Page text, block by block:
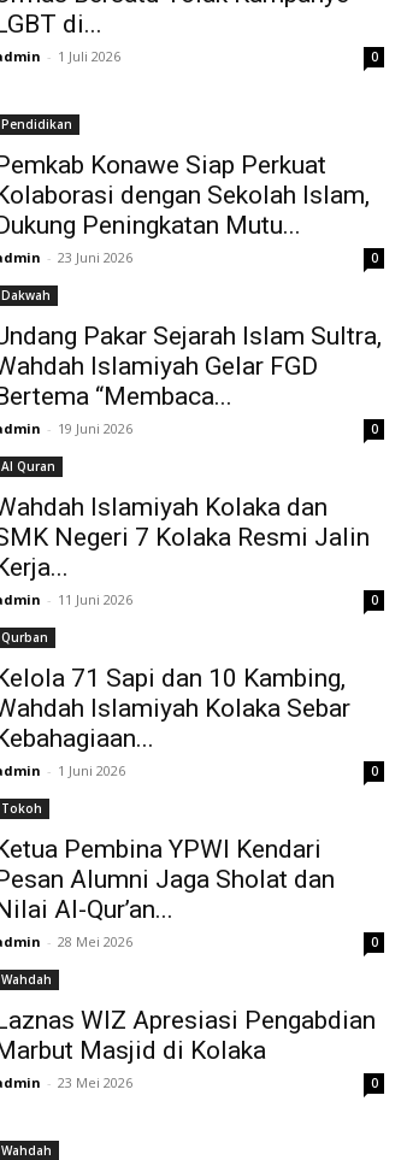
di...
- 1 Juli 2026 0
Pendidikan
Konawe Siap Perkuat
dengan Sekolah Islam,
Peningkatan Mutu...
- 23 Juni 2026 0
Dakwah
Pakar Sejarah Islam Sultra,
Islamiyah Gelar FGD
“Membaca...
- 19 Juni 2026 0
Al Quran
Islamiyah Kolaka dan
Negeri 7 Kolaka Resmi Jalin
- 11 Juni 2026 0
Qurban
71 Sapi dan 10 Kambing,
Islamiyah Kolaka Sebar
- 1 Juni 2026 0
Tokoh
Pembina YPWI Kendari
Alumni Jaga Sholat dan
Al-Qur’an...
- 28 Mei 2026 0
Wahdah
WIZ Apresiasi Pengabdian
Masjid di Kolaka
- 23 Mei 2026 0
Wahdah